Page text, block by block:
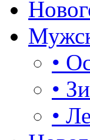
•
•
•